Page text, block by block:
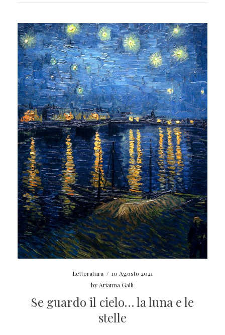
Letteratura / 10 Agosto 2021
by Arianna Galli
Se guardo il cielo… la luna e le
stelle